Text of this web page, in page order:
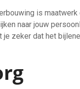
is
naar jouw
zeker dat het